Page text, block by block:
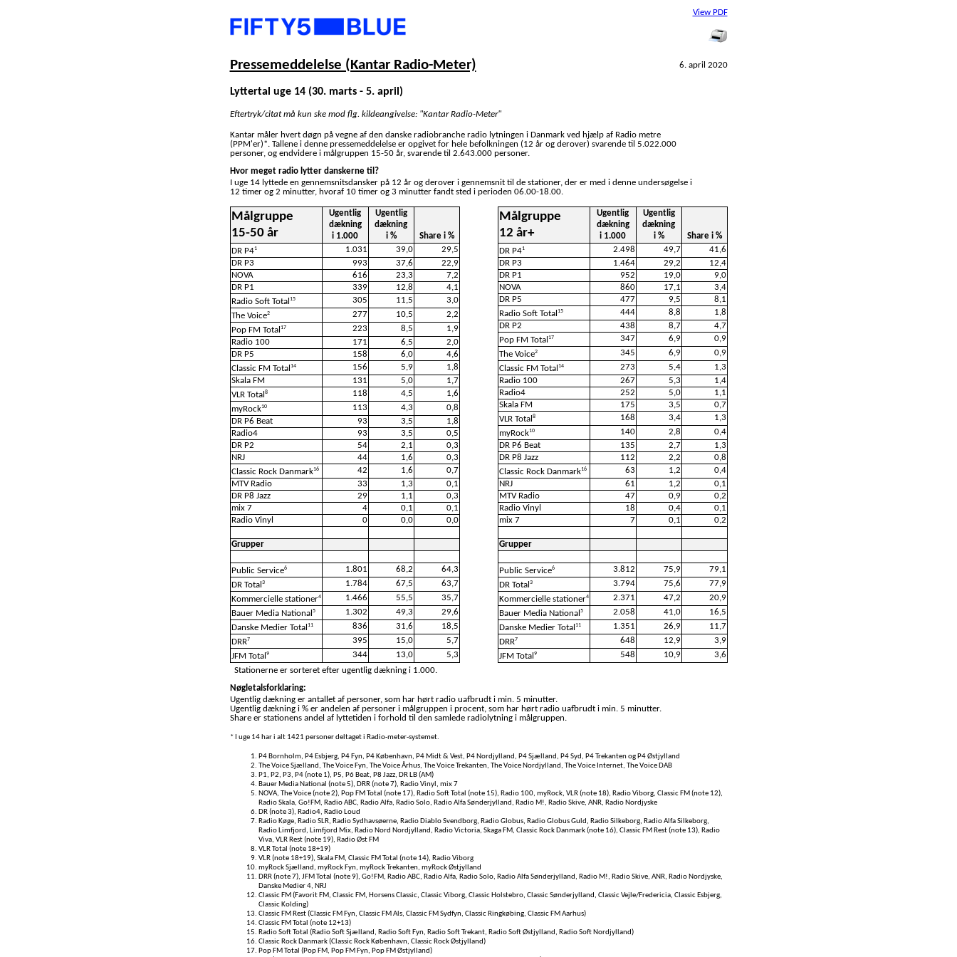
View PDF
Pressemeddelelse (Kantar Radio-Meter) 6. april 2020
Lyttertal uge 14 (30. marts - 5. april)
Eftertryk/citat må kun ske mod flg. kildeangivelse: "Kantar Radio-Meter"
Kantar måler hvert døgn på vegne af den danske radiobranche radio lytningen i Danmark ved hjælp af Radio metre
(PPM'er)*. Tallene i denne pressemeddelelse er opgivet for hele befolkningen (12 år og derover) svarende til 5.022.000
personer, og endvidere i målgruppen 15-50 år, svarende til 2.643.000 personer.
Hvor meget radio lytter danskerne til?
I uge 14 lyttede en gennemsnitsdansker på 12 år og derover i gennemsnit til de stationer, der er med i denne undersøgelse i
12 timer og 2 minutter, hvoraf 10 timer og 3 minutter fandt sted i perioden 06.00-18.00.
Målgruppe
15-50 år
Ugentlig
dækning
i 1.000
Ugentlig
dækning
i %
Share i %
DR P41 1.031 39,0
29,5
DR P3
993 37,6
22,9
NOVA
616 23,3
7,2
DR P1
339 12,8
4,1
Radio Soft Total 15 305 11,5
3,0
The Voice2 277 10,5
2,2
Pop FM Total 17 223 8,5
1,9
Radio 100
171 6,5
2,0
DR P5
158 6,0
4,6
Classic FM Total 14 156 5,9
1,8
Skala FM
131 5,0
1,7
VLR Total 8 118 4,5
1,6
myRock10 113 4,3
0,8
DR P6 Beat
93 3,5
1,8
Radio4
93 3,5
0,5
DR P2
54 2,1
0,3
NRJ
44 1,6
0,3
Classic Rock Danmark16 42 1,6
0,7
MTV Radio
33 1,3
0,1
DR P8 Jazz
29 1,1
0,3
mix 7
4 0,1
0,1
Radio Vinyl
0 0,0 0,0
Grupper
Public Service6 1.801 68,2
64,3
DR Total 3 1.784 67,5
63,7
Kommercielle stationer4 1.466 55,5
35,7
Bauer Media National 5 1.302 49,3
29,6
Danske Medier Total 11 836 31,6
18,5
DRR7 395 15,0
5,7
JFM Total 9 344 13,0 5,3
Målgruppe
12 år+
Ugentlig
dækning
i 1.000
Ugentlig
dækning
i %
Share i %
DR P41 2.498 49,7
41,6
DR P3
1.464 29,2
12,4
DR P1
952 19,0
9,0
NOVA
860 17,1
3,4
DR P5
477 9,5
8,1
Radio Soft Total 15 444 8,8
1,8
DR P2
438 8,7
4,7
Pop FM Total 17 347 6,9
0,9
The Voice2 345 6,9
0,9
Classic FM Total 14 273 5,4
1,3
Radio 100
267 5,3
1,4
Radio4
252 5,0
1,1
Skala FM
175 3,5
0,7
VLR Total 8 168 3,4
1,3
myRock10 140 2,8
0,4
DR P6 Beat
135 2,7
1,3
DR P8 Jazz
112 2,2
0,8
Classic Rock Danmark16 63 1,2
0,4
NRJ
61 1,2
0,1
MTV Radio
47 0,9
0,2
Radio Vinyl
18 0,4
0,1
mix 7
7 0,1 0,2
Grupper
Public Service6 3.812 75,9
79,1
DR Total 3 3.794 75,6
77,9
Kommercielle stationer4 2.371 47,2
20,9
Bauer Media National 5 2.058 41,0
16,5
Danske Medier Total 11 1.351 26,9
11,7
DRR7 648 12,9
3,9
JFM Total 9 548 10,9
3,6
Stationerne er sorteret efter ugentlig dækning i 1.000.
Nøgletalsforklaring:
Ugentlig dækning er antallet af personer, som har hørt radio uafbrudt i min. 5 minutter.
Ugentlig dækning i % er andelen af personer i målgruppen i procent, som har hørt radio uafbrudt i min. 5 minutter.
Share er stationens andel af lyttetiden i forhold til den samlede radiolytning i målgruppen.
* I uge 14 har i alt 1421 personer deltaget i Radio-meter-systemet.
P4 Bornholm, P4 Esbjerg, P4 Fyn, P4 København, P4 Midt & Vest, P4 Nordjylland, P4 Sjælland, P4 Syd, P4 Trekanten og P4 Østjylland
The Voice Sjælland, The Voice Fyn, The Voice Århus, The Voice Trekanten, The Voice Nordjylland, The Voice Internet, The Voice DAB
P1, P2, P3, P4 (note 1), P5, P6 Beat, P8 Jazz, DR LB (AM)
Bauer Media National (note 5), DRR (note 7), Radio Vinyl, mix 7
NOVA, The Voice (note 2), Pop FM Total (note 17), Radio Soft Total (note 15), Radio 100, myRock, VLR (note 18), Radio Viborg, Classic FM (note 12),
Radio Skala, Go!FM, Radio ABC, Radio Alfa, Radio Solo, Radio Alfa Sønderjylland, Radio M!, Radio Skive, ANR, Radio Nordjyske
DR (note 3), Radio4, Radio Loud
Radio Køge, Radio SLR, Radio Sydhavsøerne, Radio Diablo Svendborg, Radio Globus, Radio Globus Guld, Radio Silkeborg, Radio Alfa Silkeborg,
Radio Limfjord, Limfjord Mix, Radio Nord Nordjylland, Radio Victoria, Skaga FM, Classic Rock Danmark (note 16), Classic FM Rest (note 13), Radio
Viva, VLR Rest (note 19), Radio Øst FM
VLR Total (note 18+19)
VLR (note 18+19), Skala FM, Classic FM Total (note 14), Radio Viborg
myRock Sjælland, myRock Fyn, myRock Trekanten, myRock Østjylland
DRR (note 7), JFM Total (note 9), Go!FM, Radio ABC, Radio Alfa, Radio Solo, Radio Alfa Sønderjylland, Radio M!, Radio Skive, ANR, Radio Nordjyske,
Danske Medier 4, NRJ
Classic FM (Favorit FM, Classic FM, Horsens Classic, Classic Viborg, Classic Holstebro, Classic Sønderjylland, Classic Vejle/Fredericia, Classic Esbjerg,
Classic Kolding)
Classic FM Rest (Classic FM Fyn, Classic FM Als, Classic FM Sydfyn, Classic Ringkøbing, Classic FM Aarhus)
Classic FM Total (note 12+13)
Radio Soft Total (Radio Soft Sjælland, Radio Soft Fyn, Radio Soft Trekant, Radio Soft Østjylland, Radio Soft Nordjylland)
Classic Rock Danmark (Classic Rock København, Classic Rock Østjylland)
Pop FM Total (Pop FM, Pop FM Fyn, Pop FM Østjylland)